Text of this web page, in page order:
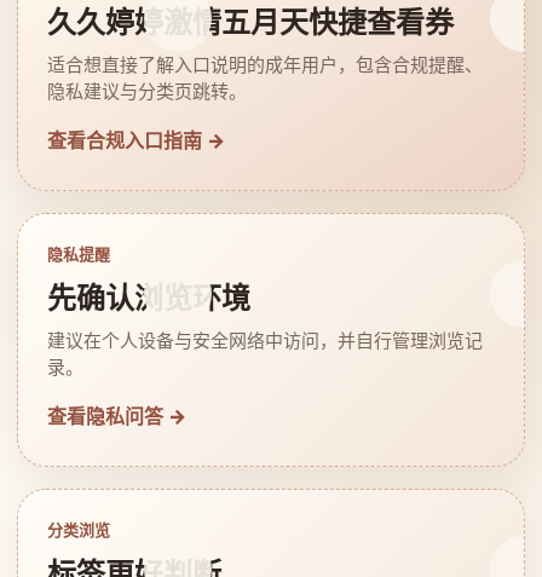
久久婷婷激情五月天快捷查看券
适合想直接了解入口说明的成年用户，包含合规提醒、
隐私建议与分类页跳转。
查看合规入口指南 →
隐私提醒
先确认浏览环境
建议在个人设备与安全网络中访问，并自行管理浏览记
录。
查看隐私问答 →
分类浏览